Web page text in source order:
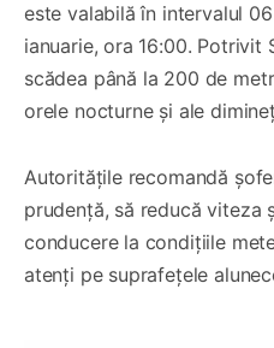
este valabilă în intervalul
ianuarie, ora 16:00. Potrivit
scădea până la 200 de
orele nocturne și ale
Autoritățile recomandă
prudență, să reducă viteza
conducere la condițiile
atenți pe suprafețele